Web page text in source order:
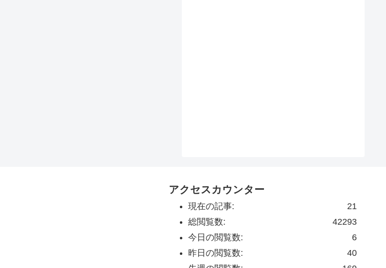
アクセスカウンター
21
現在の記事:
42293
総閲覧数:
6
今日の閲覧数:
40
昨日の閲覧数: